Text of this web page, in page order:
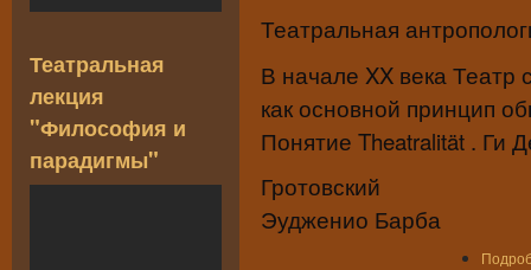
Театральная
В начале XX века Театр
как основной принцип
Понятие Theatralität . Ги
Гротовский
Эудженио Барба
Театральная
лекция
"Философия и
парадигмы"